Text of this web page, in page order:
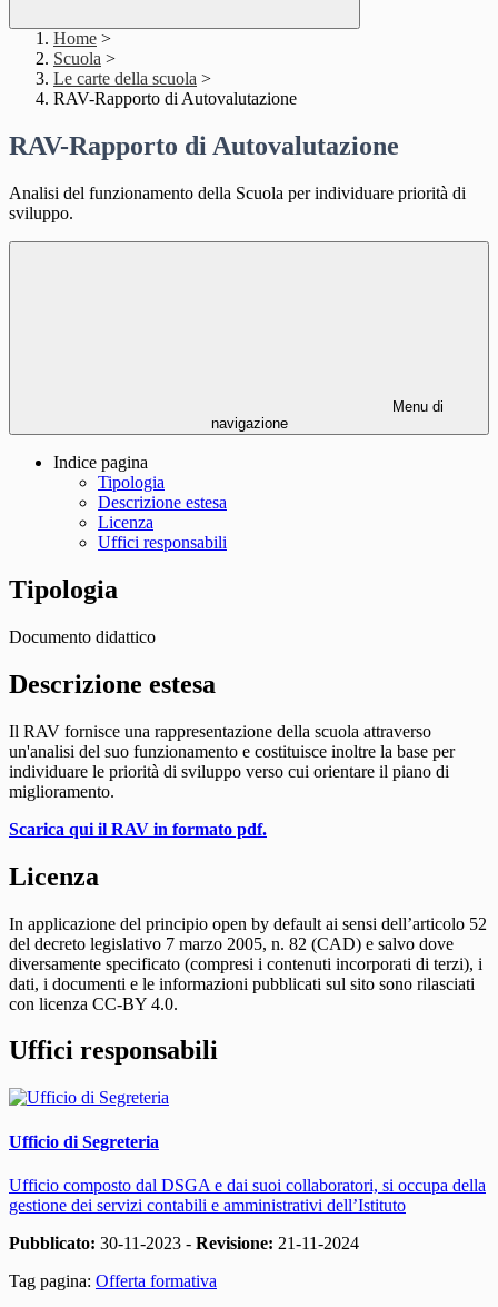
Home >
Scuola >
Le carte della scuola >
RAV-Rapporto di Autovalutazione
RAV-Rapporto di Autovalutazione
Analisi del funzionamento della Scuola per individuare priorità di
sviluppo.
Menu di
navigazione
Indice pagina
Tipologia
Descrizione estesa
Licenza
Uffici responsabili
Tipologia
Documento didattico
Descrizione estesa
Il RAV fornisce una rappresentazione della scuola attraverso
un'analisi del suo funzionamento e costituisce inoltre la base per
individuare le priorità di sviluppo verso cui orientare il piano di
miglioramento.
Scarica qui il RAV in formato pdf.
Licenza
In applicazione del principio open by default ai sensi dell’articolo 52
del decreto legislativo 7 marzo 2005, n. 82 (CAD) e salvo dove
diversamente specificato (compresi i contenuti incorporati di terzi), i
dati, i documenti e le informazioni pubblicati sul sito sono rilasciati
con licenza CC-BY 4.0.
Uffici responsabili
Ufficio di Segreteria
Ufficio composto dal DSGA e dai suoi collaboratori, si occupa della
gestione dei servizi contabili e amministrativi dell’Istituto
Pubblicato: 30-11-2023 - Revisione: 21-11-2024
Tag pagina: Offerta formativa